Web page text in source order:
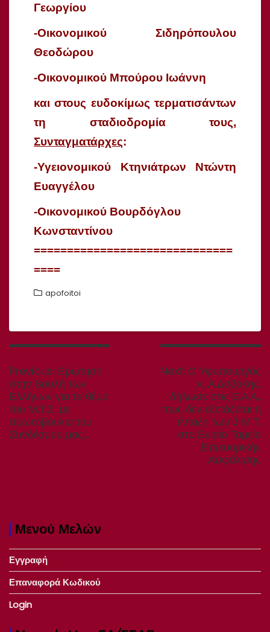
Γεωργίου
-Οικονομικού Σιδηρόπουλου
Θεοδώρου
-Οικονομικού Μπούρου Ιωάννη
και στους ευδοκίμως τερματισάντων
τη σταδιοδρομία τους,
Συνταγματάρχες:
-Υγειονομικού Κτηνιάτρων Ντώντη
Ευαγγέλου
-Οικονομικού Βουρδόγλου
Κωνσταντίνου
==============================
====
apofoitoi
Πλοήγηση
Previous: Previous
post:
Ερώτηση
στην Βουλή των
Ελλήνων για το θέμα
του Μ.Τ.Σ. με
πρωτοβουλια του
Συνδέσμου μας…
Next: Next
post:
Ο Υφυπουργός
κ. Α.Δαβάκης,
δήλωσε στις Ε.Α.Α.,
πως δεν εξετάζεται η
ένταξη των 3 Μ.Τ.
στο Ενιαίο Ταμείο
Επικουρικής
Ασφάλισης
Μενού Μελών
Εγγραφή
Επαναφορά Κωδικού
Login